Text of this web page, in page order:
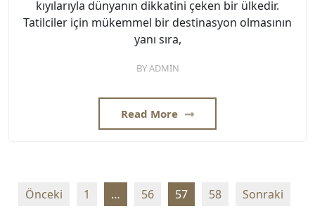
kıyılarıyla dünyanın dikkatini çeken bir ülkedir.
Tatilciler için mükemmel bir destinasyon olmasının
yanı sıra,
BYADMIN
Read More
Yazı
sayfalaması
Önceki 1 … 56 57 58 Sonraki